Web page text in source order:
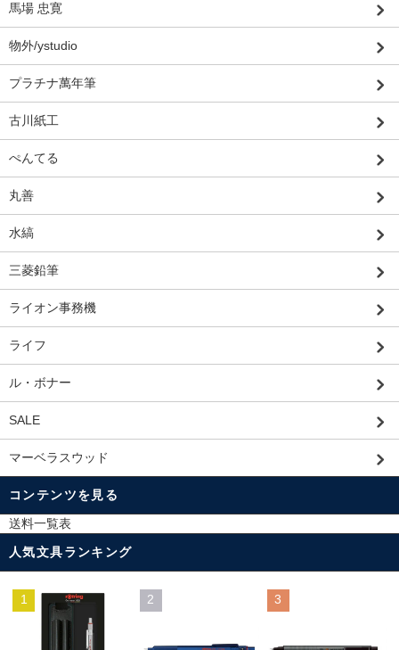
馬場 忠寛
物外/ystudio
プラチナ萬年筆
古川紙工
ぺんてる
丸善
水縞
三菱鉛筆
ライオン事務機
ライフ
ル・ボナー
SALE
マーベラスウッド
コンテンツを見る
送料一覧表
人気文具ランキング
1 2 3